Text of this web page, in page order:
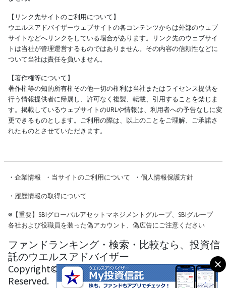
【リンク先サイトのご利用について】
ウエルスアドバイザーウェブサイトの各コンテンツからは外部のウェブ
サイトなどへリンクをしている場合があります。リンク先のウェブサイ
トは当社が管理運営するものではありません。その内容の信頼性などに
ついて当社は責任を負いません。
【著作権等について】
著作権等の知的所有権その他一切の権利は当社またはライセンス提供を
行う情報提供者に帰属し、許可なく複製、転載、引用することを禁じま
す。掲載しているウェブサイトのURLや情報は、利用者への予告なしに変
更できるものとします。ご利用の際は、以上のことをご理解、ご承諾さ
れたものとさせていただきます。
・ 企業情報 ・ 当サイトのご利用について ・ 個人情報保護方針
・ 履歴情報の取得について
※【重要】SBIグローバルアセットマネジメントグループ、SBIグループ
各社および役職員を装った偽アカウント、偽広告にご注意ください
ファンドランキング・検索・比較なら、投資信
託のウエルスアドバイザー
Copyright© Wealth Advisor Co., Ltd. All Rights
Reserved.